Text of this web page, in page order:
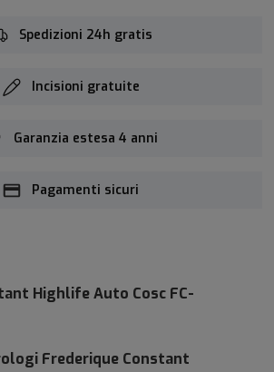
Spedizioni 24h gratis
Incisioni gratuite
Garanzia estesa 4 anni
Pagamenti sicuri
Highlife Auto Cosc FC-
Frederique Constant